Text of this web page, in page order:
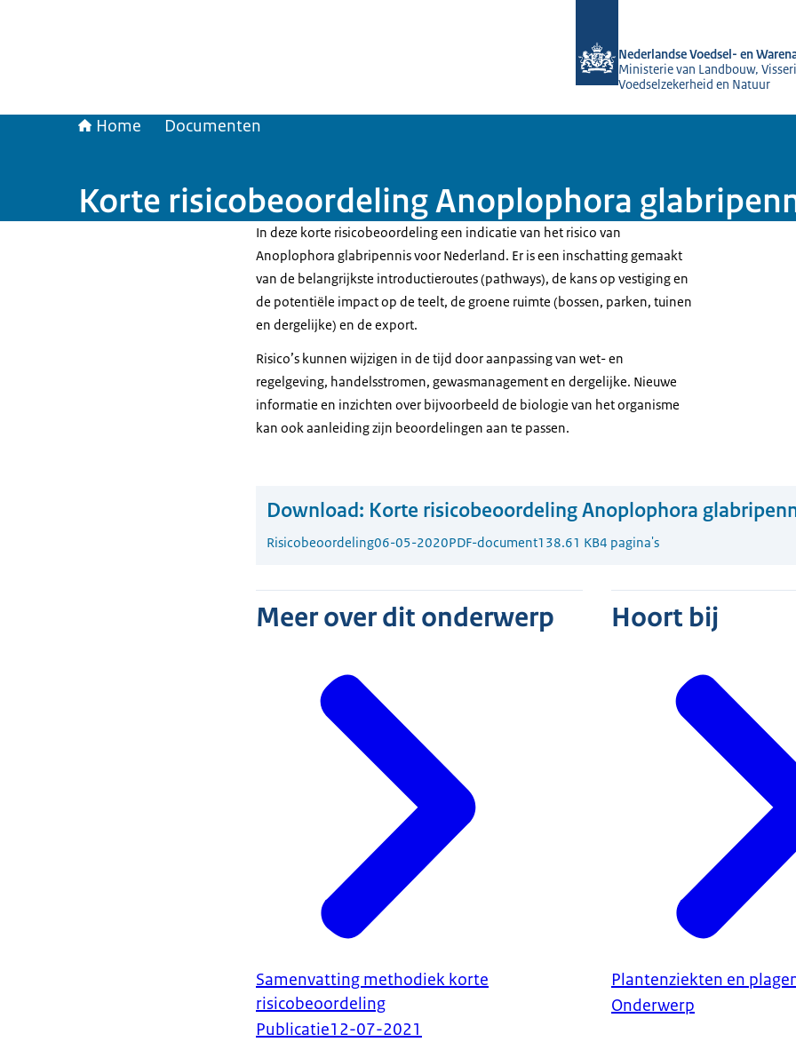
Nederlandse Voedsel- en
Ministerie van Landbouw,
Voedselzekerheid en Natuur
Home Documenten
Korte risicobeoordeling Anoplophora
In deze korte risicobeoordeling een indicatie van het risico van
Anoplophora glabripennis voor Nederland. Er is een inschatting gemaakt
van de belangrijkste introductieroutes (pathways), de kans op vestiging en
de potentiële impact op de teelt, de groene ruimte (bossen, parken, tuinen
en dergelijke) en de export.
Risico’s kunnen wijzigen in de tijd door aanpassing van wet- en
regelgeving, handelsstromen, gewasmanagement en dergelijke. Nieuwe
informatie en inzichten over bijvoorbeeld de biologie van het organisme
kan ook aanleiding zijn beoordelingen aan te passen.
Download: Korte risicobeoordeling Anoplophora
Risicobeoordeling06-05-2020PDF-document138.61 KB4 pagina's
Meer over dit onderwerp
Samenvatting methodiek korte
risicobeoordeling
Publicatie12-07-2021
Hoort bij
Plantenziekten en
Onderwerp